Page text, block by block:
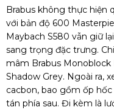
Brabus không thực hiện
với bản độ 600
Maybach S580 vẫn giữ
sang trọng đặc trưng.
mâm Brabus Monoblock
Shadow Grey. Ngoài ra,
cacbon, bao gồm ốp
tán phía sau. Đi kèm là